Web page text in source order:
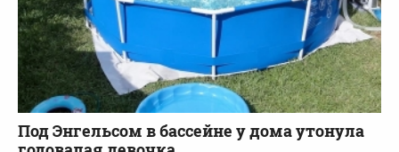
Под Энгельсом в бассейне у дома утонула